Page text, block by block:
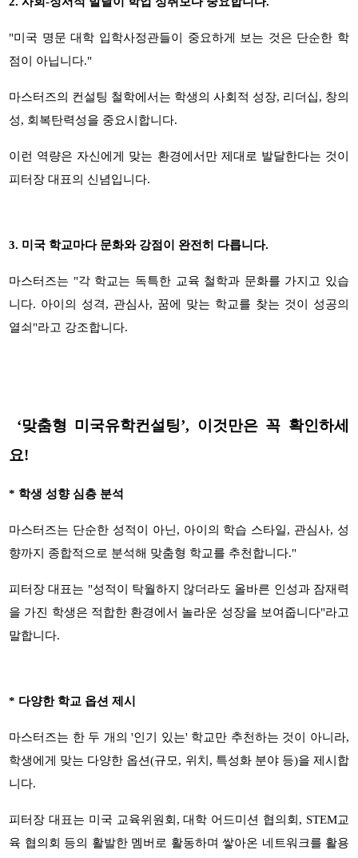
"미국 명문 대학 입학사정관들이 중요하게 보는 것은 단순한 학
점이 아닙니다."
마스터즈의 컨설팅 철학에서는 학생의 사회적 성장, 리더십, 창의
성, 회복탄력성을 중요시합니다.
이런 역량은 자신에게 맞는 환경에서만 제대로 발달한다는 것이
피터장 대표의 신념입니다.
3️. 미국 학교마다 문화와 강점이 완전히 다릅니다.
마스터즈는 "각 학교는 독특한 교육 철학과 문화를 가지고 있습
니다. 아이의 성격, 관심사, 꿈에 맞는 학교를 찾는 것이 성공의
열쇠 "라고 강조합니다.
‘맞춤형 미국유학컨설팅’, 이것만은 꼭 확인하세
요!
* 학생 성향 심층 분석
마스터즈는 단순한 성적이 아닌, 아이의 학습 스타일, 관심사, 성
향까지 종합적으로 분석해 맞춤형 학교를 추천합니다."
피터장 대표는 "성적이 탁월하지 않더라도 올바른 인성과 잠재력
을 가진 학생은 적합한 환경에서 놀라운 성장을 보여줍니다"라고
말합니다.
* 다양한 학교 옵션 제시
마스터즈는 한 두 개의 '인기 있는' 학교만 추천하는 것이 아니라,
학생에게 맞는 다양한 옵션(규모, 위치 , 특성화 분야 등)을 제시합
니다.
피터장 대표는 미국 교육위원회 ,대학 어드미션 협의회 , STEM교
육 협의회 등의 활발한 멤버로 활동하며 쌓아온 네트워크를 활용